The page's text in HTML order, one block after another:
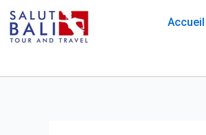
Skip
to
content
Accueil